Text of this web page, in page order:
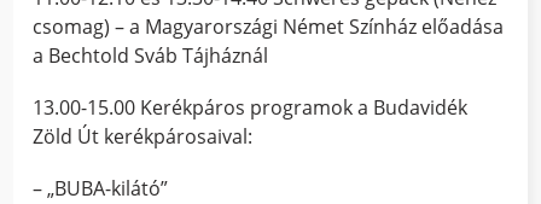
csomag) – a Magyarországi Német Színház előadása
a Bechtold Sváb Tájháznál
13.00-15.00 Kerékpáros programok a Budavidék
Zöld Út kerékpárosaival:
– „BUBA-kilátó”